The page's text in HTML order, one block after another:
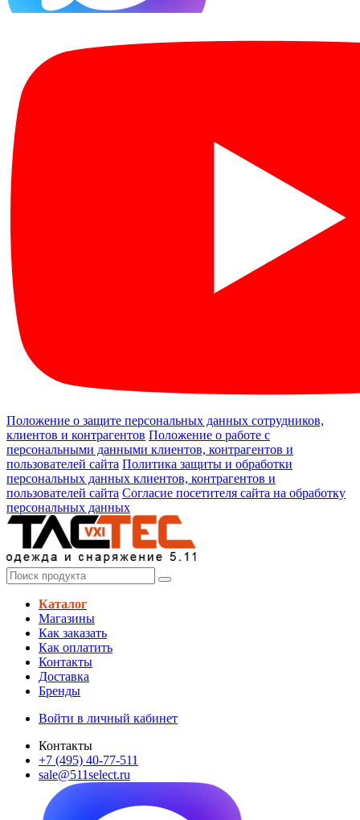
Положение о защите персональных данных сотрудников,
клиентов и контрагентов Положение о работе с
персональными данными клиентов, контрагентов и
пользователей сайта Политика защиты и обработки
персональных данных клиентов, контрагентов и
пользователей сайта Согласие посетителя сайта на обработку
персональных данных
Каталог
Магазины
Как заказать
Как оплатить
Контакты
Доставка
Бренды
Войти в личный кабинет
Контакты
+7 (495) 40-77-511
sale@511select.ru